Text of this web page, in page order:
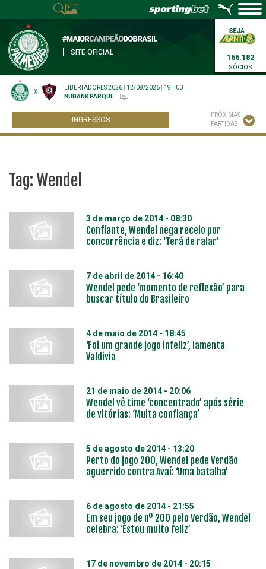
SITE OFICIAL
166.182
SÓCIOS
X
LIBERTADORES 2026 12/08/2026
19H00
NUBANK PARQUE
INGRESSOS
PRÓXIMAS
PARTIDAS
Tag: Wendel
3 de março de 2014 - 08:30
Confiante, Wendel nega receio por
concorrência e diz: ‘Terá de ralar’
7 de abril de 2014 - 16:40
Wendel pede ‘momento de reflexão’ para
buscar título do Brasileiro
4 de maio de 2014 - 18:45
‘Foi um grande jogo infeliz’, lamenta
Valdivia
21 de maio de 2014 - 20:06
Wendel vê time ‘concentrado’ após série
de vitórias: ‘Muita confiança’
5 de agosto de 2014 - 13:20
Perto do jogo 200, Wendel pede Verdão
aguerrido contra Avaí: ‘Uma batalha’
6 de agosto de 2014 - 21:55
Em seu jogo de nº 200 pelo Verdão, Wendel
celebra: ‘Estou muito feliz’
17 de novembro de 2014 - 20:15